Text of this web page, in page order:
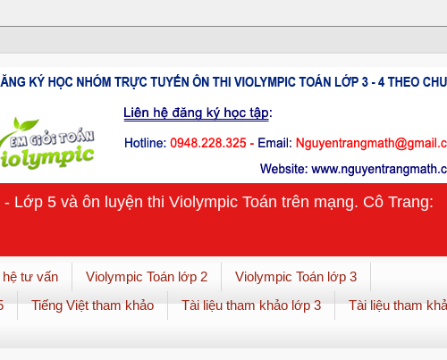
Lớp 5 và ôn luyện thi Violympic Toán trên mạng. Cô Trang:
hệ tư vấn Violympic Toán lớp 2
Violympic Toán lớp 3
Tiếng Việt tham khảo Tài liệu tham khảo lớp 3
Tài liệu tham